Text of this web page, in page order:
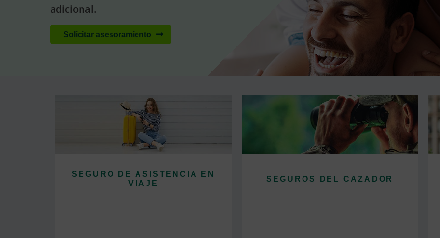
adicional.
Solicitar asesoramiento
SEGURO DE ASISTENCIA EN
VIAJE
SEGUROS DEL CAZADOR